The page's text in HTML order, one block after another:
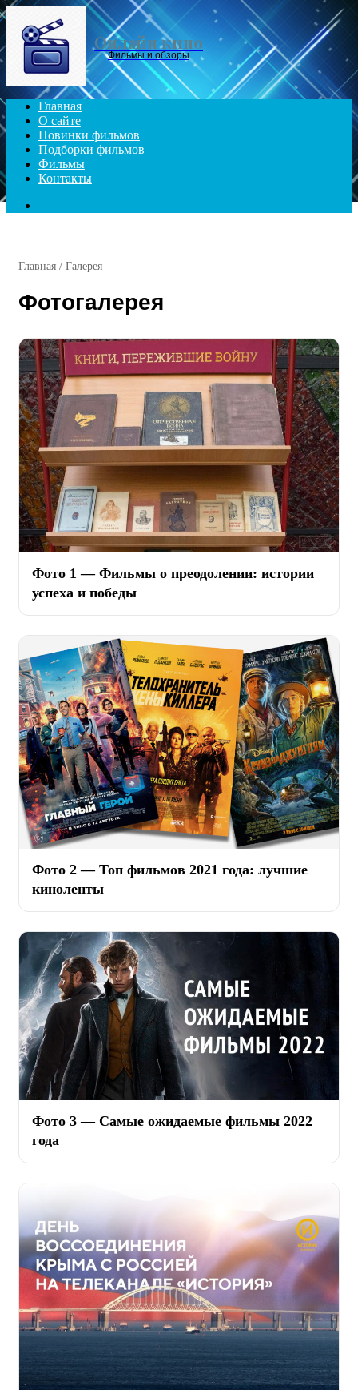
Menu
Онлайн кино
Фильмы и обзоры
Главная
О сайте
Новинки фильмов
Подборки фильмов
Фильмы
Контакты
Главная / Галерея
Фотогалерея
Фото 1 — Фильмы о преодолении: истории
успеха и победы
Фото 2 — Топ фильмов 2021 года: лучшие
киноленты
Фото 3 — Самые ожидаемые фильмы 2022
года